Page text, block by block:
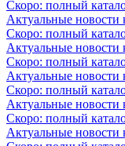
Скоро: полный
Актуальные новости
Скоро: полный
Актуальные новости
Скоро: полный
Актуальные новости
Скоро: полный
Актуальные новости
Скоро: полный
Актуальные новости